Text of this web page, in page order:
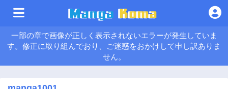
一部の章で画像が正しく表示されないエラーが発生していま
す。修正に取り組んでおり、ご迷惑をおかけして申し訳ありま
せん。